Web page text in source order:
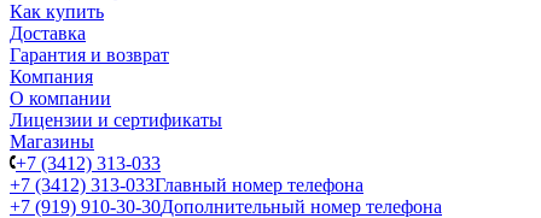
Как купить
Доставка
Гарантия и возврат
Компания
О компании
Лицензии и сертификаты
Магазины
+7 (3412) 313-033
+7 (3412) 313-033Главный номер телефона
+7 (919) 910-30-30Дополнительный номер телефона